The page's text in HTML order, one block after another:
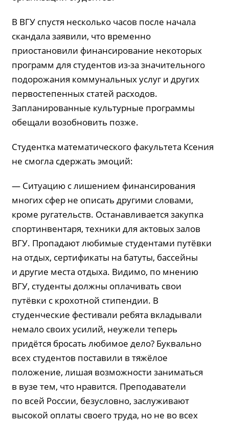
В ВГУ спустя несколько часов после начала
скандала заявили, что временно
приостановили финансирование некоторых
программ для студентов из-за значительного
подорожания коммунальных услуг и других
первостепенных статей расходов.
Запланированные культурные программы
обещали возобновить позже.
Студентка математического факультета Ксения
не смогла сдержать эмоций:
— Ситуацию с лишением финансирования
многих сфер не описать другими словами,
кроме ругательств. Останавливается закупка
спортинвентаря, техники для актовых залов
ВГУ. Пропадают любимые студентами путёвки
на отдых, сертификаты на батуты, бассейны
и другие места отдыха. Видимо, по мнению
ВГУ, студенты должны оплачивать свои
путёвки с крохотной стипендии. В
студенческие фестивали ребята вкладывали
немало своих усилий, неужели теперь
придётся бросать любимое дело? Буквально
всех студентов поставили в тяжёлое
положение, лишая возможности заниматься
в вузе тем, что нравится. Преподаватели
по всей России, безусловно, заслуживают
высокой оплаты своего труда, но не во всех